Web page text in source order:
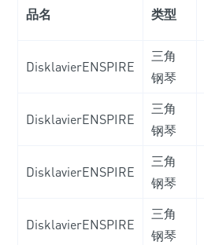
品名 类型
DisklavierENSPIRE
三角
钢琴
DisklavierENSPIRE
三角
钢琴
DisklavierENSPIRE
三角
钢琴
DisklavierENSPIRE
三角
钢琴